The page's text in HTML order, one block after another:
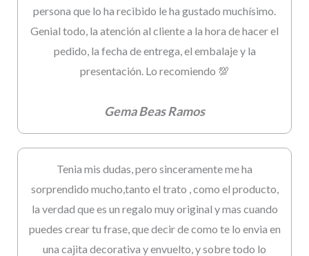
persona que lo ha recibido le ha gustado muchísimo.
Genial todo, la atención al cliente a la hora de hacer el
pedido, la fecha de entrega, el embalaje y la
presentación. Lo recomiendo 💯
Gema Beas Ramos
Tenia mis dudas, pero sinceramente me ha
sorprendido mucho,tanto el trato , como el producto,
la verdad que es un regalo muy original y mas cuando
puedes crear tu frase, que decir de como te lo envia en
una cajita decorativa y envuelto, y sobre todo lo